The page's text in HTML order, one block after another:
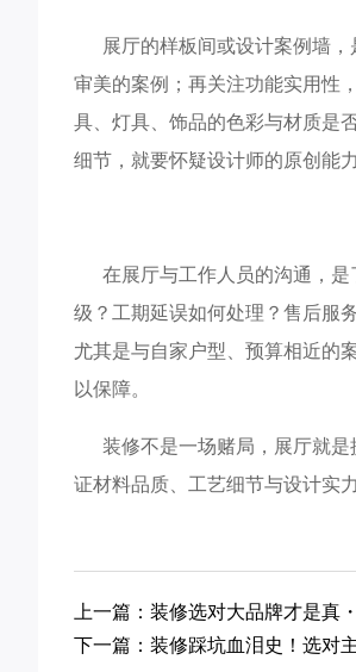
展厅的样板间或设计案例墙，
审美的案例；再关注功能实用性
具、灯具、饰品的色彩与材质是
细节，就要怀疑设计师的原创能力
在展厅与工作人员的沟通，是
级？工期延误如何处理？售后服
尤其是与自家户型、预算相近的
以保障。​
装修不是一场赌局，展厅就是
证材料品质、工艺细节与设计实
上一篇：装修选对大品牌才是真
下一篇：装修踩坑血泪史！选对